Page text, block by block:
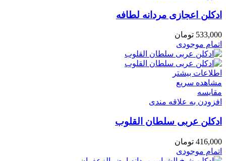
ادکلن اعجازی مردانه لطافه
533,000 تومان
اتمام موجودی
اطلاعات بیشتر
مشاهده سریع
مقایسه
افزودن به علاقه مندی
ادکلن عربی سلطان القلوب
416,000 تومان
اتمام موجودی